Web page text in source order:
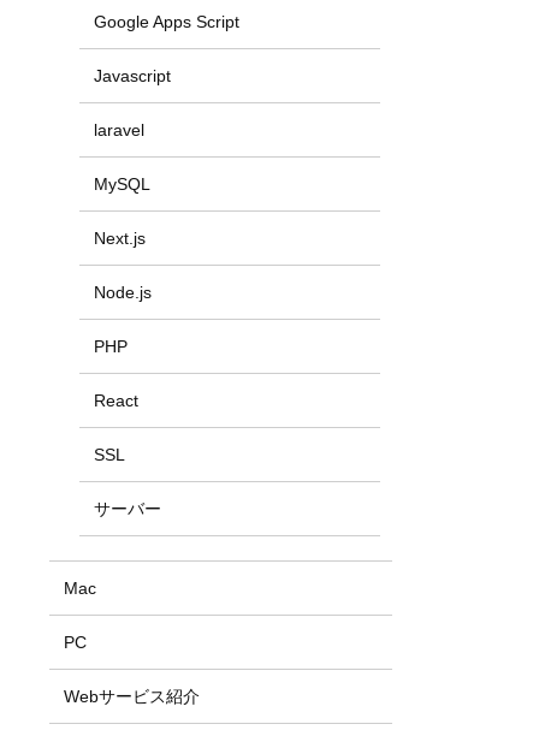
Google Apps Script
Javascript
laravel
MySQL
Next.js
Node.js
PHP
React
SSL
サーバー
Mac
PC
Webサービス紹介